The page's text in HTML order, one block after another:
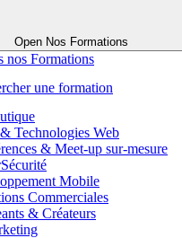
Open Nos Formations
nos Formations
une formation
Technologies Web
& Meet-up sur-mesure
Mobile
Commerciales
& Créateurs